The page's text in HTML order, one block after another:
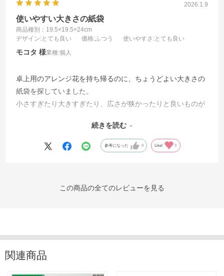
2026.1.9
使いやすい大きさの紙袋
商品種別：19.5×19.5×24cm
デザイン:とても良い 価格:ふつう 使いやすさ :とても良い
モコタ 業種:個人
卓上用のアレンジ花を持ち帰るのに、ちょうどよい大きさの
紙袋を探していました。
小さすぎたり大きすぎたり、広さが狭かったりと良いものが
どうしようかと思っていたところ、こちらのお店で10枚から
の販売数で売っており、即購入させていただきました。袋底
にも厚紙がひかれており、丈夫で安定性抜群です。毎年必要
続きを読む
参考になった 0 Like! 0
この商品の全てのレビューを見る
関連商品